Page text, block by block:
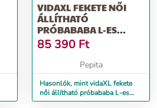
VIDAXL FEKETE NŐI
ÁLLÍTHATÓ
PRÓBABABA L-ES
MÉRET 44-50
85 390 Ft
Pepita
Hasonlók, mint vidaXL fekete
női állítható próbababa L-es
méret 44-50